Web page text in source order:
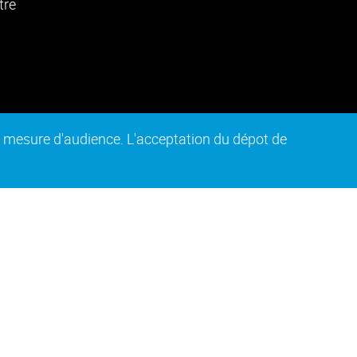
d'audience. L'acceptation du dépot de